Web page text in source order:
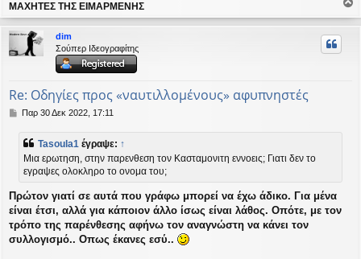
ΜΑΧΗΤΕΣ ΤΗΣ ΕΙΜΑΡΜΕΝΗΣ
ο
ρ
dim
Σούπερ Ιδεογραφίτης
Re: Οδηγίες προς «ναυτιλλομένους» αφυπνηστές
Δ
υ
σ
η
Παρ 30 Δεκ 2022, 17:11
Tasoula1 έγραψε: ↑
Μια ερωτηση, στην παρενθεση τον Κασταμονιτη εννοεις; Γιατι δεν το
εγραψες ολοκληρο το ονομα του;
Πρώτον γιατί σε αυτά που γράφω μπορεί να έχω άδικο. Για μένα
είναι έτσι, αλλά για κάποιον άλλο ίσως είναι λάθος. Οπότε, με τον
τρόπο της παρένθεσης αφήνω τον αναγνώστη να κάνει τον
συλλογισμό.. Οπως έκανες εσύ..